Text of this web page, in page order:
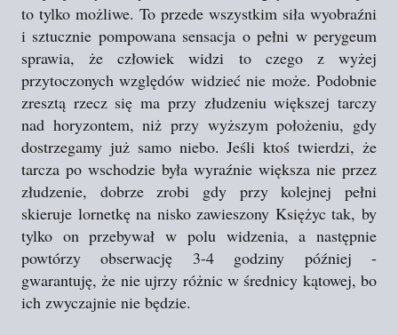
to tylko możliwe. To przede wszystkim siła wyobraźni
i sztucznie pompowana sensacja o pełni w perygeum
sprawia, że człowiek widzi to czego z wyżej
przytoczonych względów widzieć nie może. Podobnie
zresztą rzecz się ma przy złudzeniu większej tarczy
nad horyzontem, niż przy wyższym położeniu, gdy
dostrzegamy już samo niebo. Jeśli ktoś twierdzi, że
tarcza po wschodzie była wyraźnie większa nie przez
złudzenie, dobrze zrobi gdy przy kolejnej pełni
skieruje lornetkę na nisko zawieszony Księżyc tak, by
tylko on przebywał w polu widzenia, a następnie
powtórzy obserwację 3-4 godziny później -
gwarantuję, że nie ujrzy różnic w średnicy kątowej, bo
ich zwyczajnie nie będzie.